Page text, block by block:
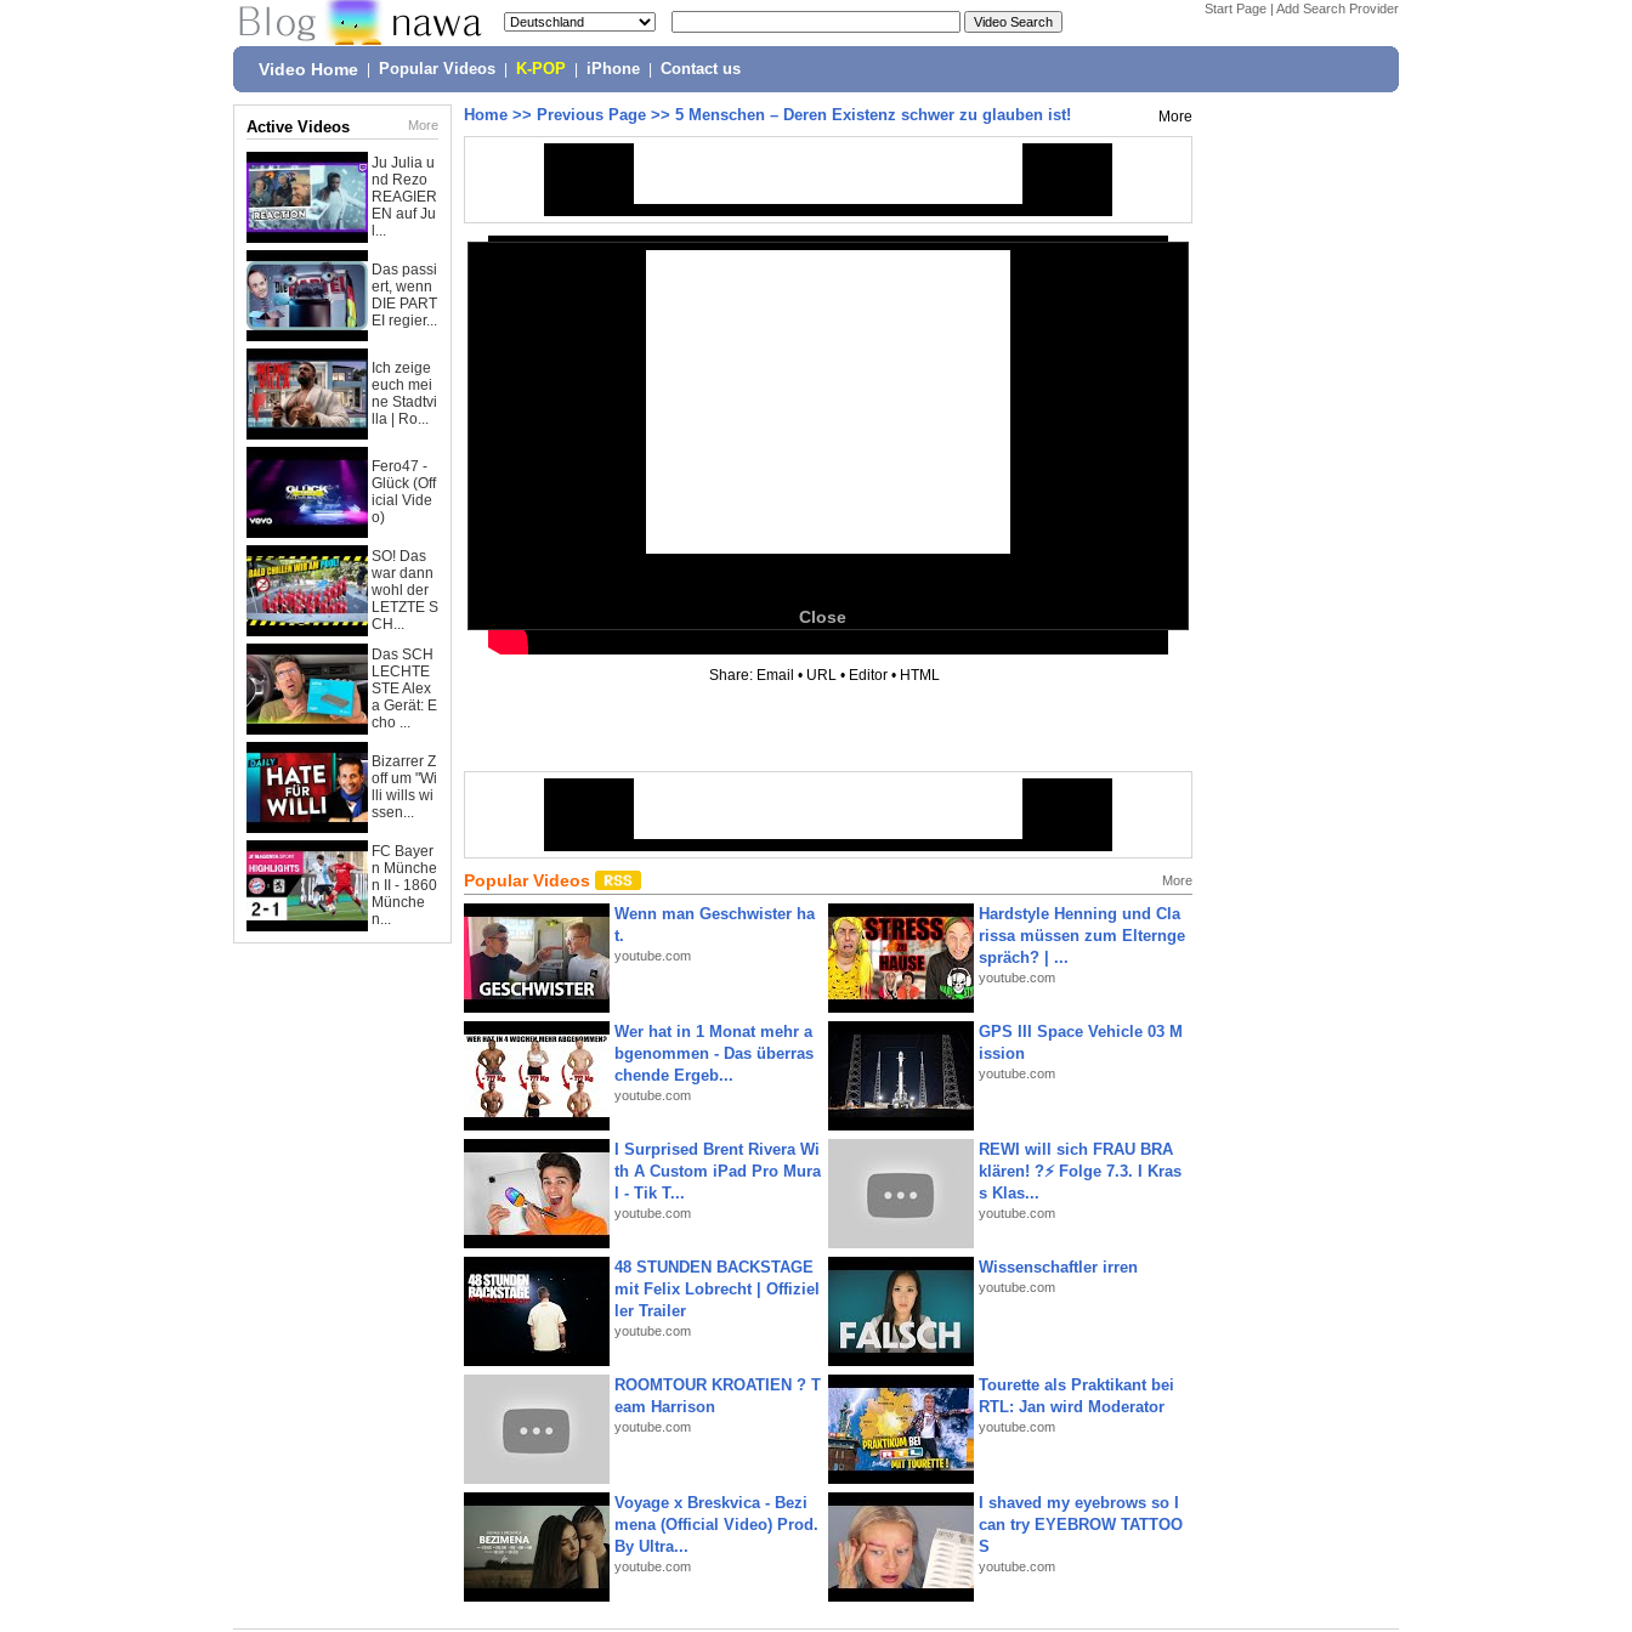
Start Page | Add Search Provider
Video Home Popular Videos K-POP iPhone Contact us
Active Videos More
Ju Julia u
nd Rezo
REAGIER
EN auf Ju
l...
Das passi
ert, wenn
DIE PART
EI regier...
Ich zeige
euch mei
ne Stadtvi
lla | Ro...
Fero47 -
Glück (Off
icial Vide
o)
SO! Das
war dann
wohl der
LETZTE S
CH...
Das SCH
LECHTE
STE Alex
a Gerät: E
cho ...
Bizarrer Z
off um "Wi
lli wills wi
ssen...
FC Bayer
n Münche
n II - 1860
Münche
n...
Home >> Previous Page >> 5 Menschen – Deren Existenz schwer zu glauben ist! More
Close
Share: Email • URL • Editor • HTML
Popular Videos More
Wenn man Geschwister ha
t.
youtube.com
Hardstyle Henning und Cla
rissa müssen zum Elternge
spräch? | ...
youtube.com
Wer hat in 1 Monat mehr a
bgenommen - Das überras
chende Ergeb...
youtube.com
GPS III Space Vehicle 03 M
ission
youtube.com
I Surprised Brent Rivera Wi
th A Custom iPad Pro Mura
l - Tik T...
youtube.com
REWI will sich FRAU BRA
klären! ?⚡️ Folge 7.3. I Kras
s Klas...
youtube.com
48 STUNDEN BACKSTAGE
mit Felix Lobrecht | Offiziel
ler Trailer
youtube.com
Wissenschaftler irren
youtube.com
ROOMTOUR KROATIEN ? T
eam Harrison
youtube.com
Tourette als Praktikant bei
RTL: Jan wird Moderator
youtube.com
Voyage x Breskvica - Bezi
mena (Official Video) Prod.
By Ultra...
youtube.com
I shaved my eyebrows so I
can try EYEBROW TATTOO
S
youtube.com